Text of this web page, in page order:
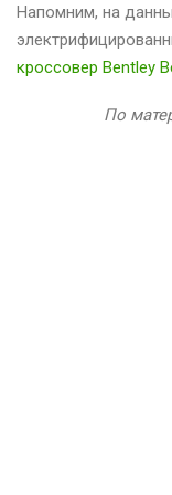
Напомним, на
кроссовер Bentley
По